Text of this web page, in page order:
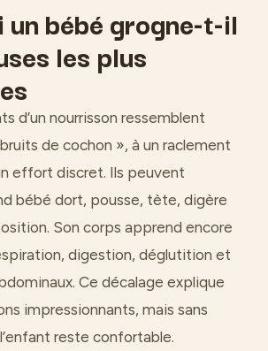
un bébé grogne-t-il
les plus
d’un nourrisson ressemblent
de cochon », à un raclement
effort discret. Ils peuvent
bébé dort, pousse, tète, digère
Son corps apprend encore
digestion, déglutition et
Ce décalage explique
impressionnants, mais sans
reste confortable.